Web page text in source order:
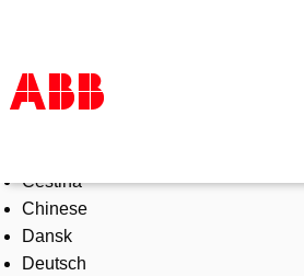
Products & Solutions
Industries
Services
About us
Čeština
Chinese
Dansk
Deutsch